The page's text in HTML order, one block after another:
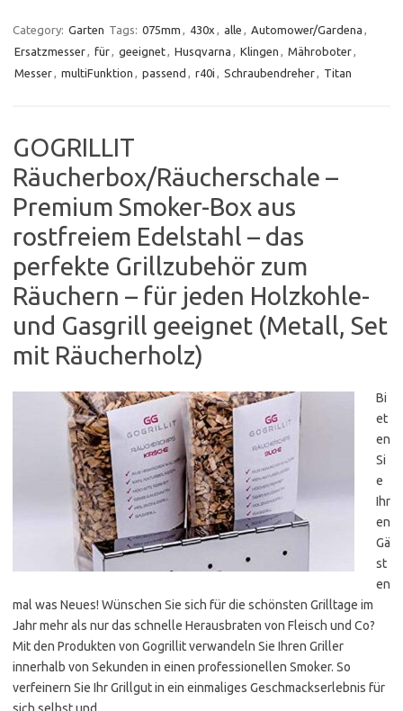
Category: Garten Tags: 075mm , 430x , alle , Automower/Gardena ,
Ersatzmesser, für, geeignet, Husqvarna , Klingen , Mähroboter,
Messer, multiFunktion , passend , r40i , Schraubendreher, Titan
GOGRILLIT
Räucherbox/Räucherschale –
Premium Smoker-Box aus
rostfreiem Edelstahl – das
perfekte Grillzubehör zum
Räuchern – für jeden Holzkohle-
und Gasgrill geeignet (Metall, Set
mit Räucherholz)
Bi
et
en
Si
e
Ihr
en
Gä
st
en
mal was Neues! Wünschen Sie sich für die schönsten Grilltage im
Jahr mehr als nur das schnelle Herausbraten von Fleisch und Co?
Mit den Produkten von Gogrillit verwandeln Sie Ihren Griller
innerhalb von Sekunden in einen professionellen Smoker. So
verfeinern Sie Ihr Grillgut in ein einmaliges Geschmackserlebnis für